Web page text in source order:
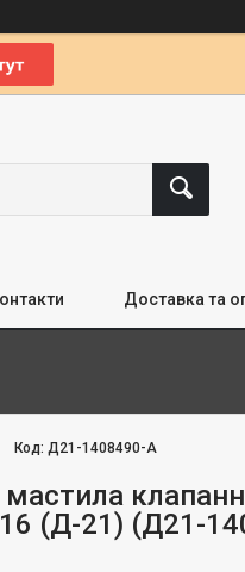
Доставка та
Код:Д21-1408490-А
(Д-21) (Д21-